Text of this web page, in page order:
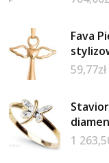
Fava
59,77zł
1